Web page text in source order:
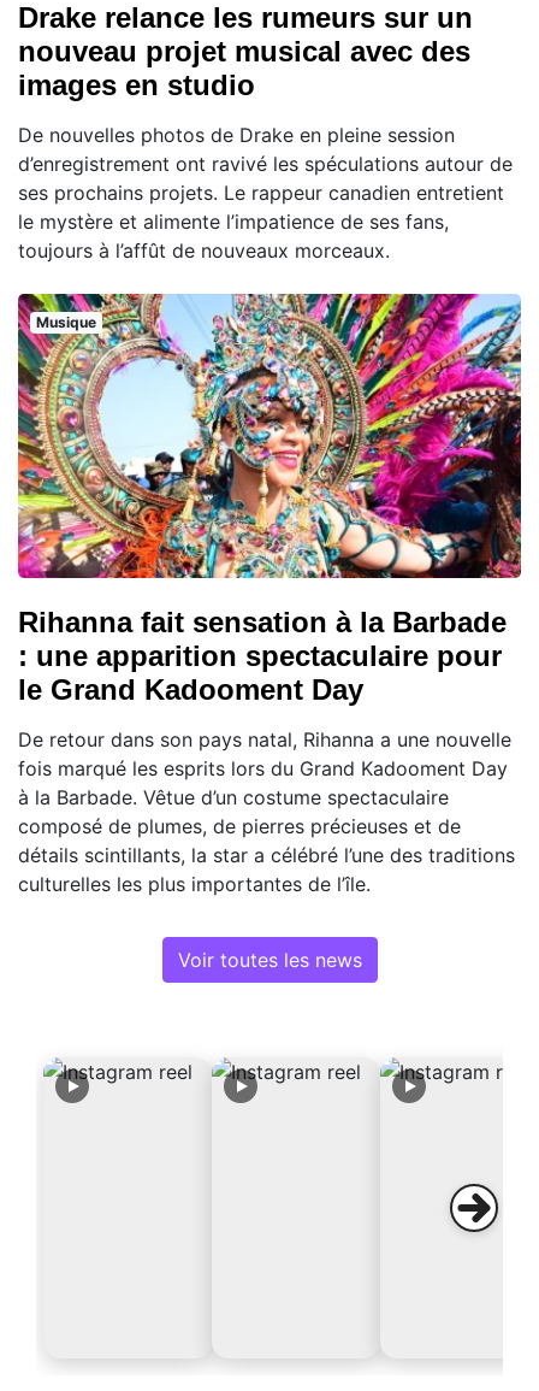
Drake relance les rumeurs sur un
nouveau projet musical avec des
images en studio
De nouvelles photos de Drake en pleine session
d’enregistrement ont ravivé les spéculations autour de
ses prochains projets. Le rappeur canadien entretient
le mystère et alimente l’impatience de ses fans,
toujours à l’affût de nouveaux morceaux.
Musique
Rihanna fait sensation à la Barbade
: une apparition spectaculaire pour
le Grand Kadooment Day
De retour dans son pays natal, Rihanna a une nouvelle
fois marqué les esprits lors du Grand Kadooment Day
à la Barbade. Vêtue d’un costume spectaculaire
composé de plumes, de pierres précieuses et de
détails scintillants, la star a célébré l’une des traditions
culturelles les plus importantes de l’île.
Voir toutes les news